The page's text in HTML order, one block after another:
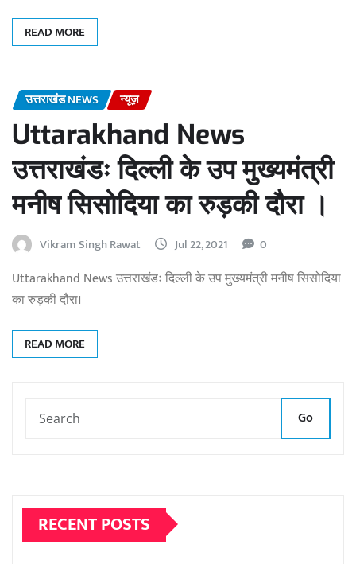
READ MORE
उत्तराखंड NEWS न्यूज़
Uttarakhand News
उत्तराखंडः दिल्ली के उप मुख्यमंत्री
मनीष सिसोदिया का रुड़की दौरा ।
Vikram Singh Rawat Jul 22, 2021 0
Uttarakhand News उत्तराखंडः दिल्ली के उप मुख्यमंत्री मनीष सिसोदिया
का रुड़की दौरा।
READ MORE
Go
RECENT POSTS